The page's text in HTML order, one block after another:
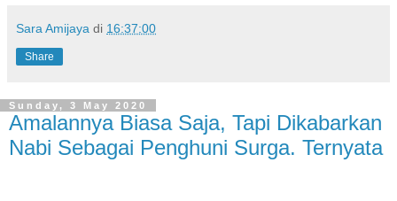
Sara Amijaya di 16:37:00
Share
Sunday, 3 May 2020
Amalannya Biasa Saja, Tapi Dikabarkan
Nabi Sebagai Penghuni Surga. Ternyata